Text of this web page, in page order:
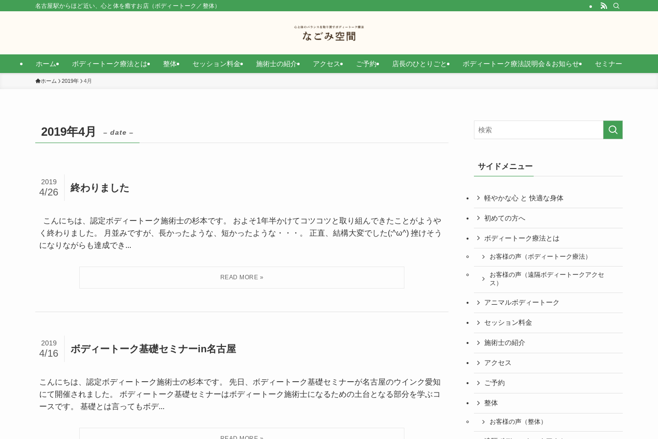
名古屋駅からほど近い、心と体を癒すお店（ボディートーク／整体）
ホーム ボディートーク療法とは 整体 セッション料金 施術士の紹介 アクセス ご予約 店長のひとりごと ボディートーク療法説明会＆お知らせ セミナー
ホーム 2019年 4月
2019年4月 – date –
終わりました
2019
4/26
こんにちは、認定ボディートーク施術士の杉本です。 およそ1年半かけてコツコツと取り組んできたことがようや
く終わりました。 月並みですが、長かったような、短かったような・・・。 正直、結構大変でした(;^ω^) 挫けそう
になりながらも達成でき...
ボディートーク基礎セミナーin名古屋
2019
4/16
こんにちは、認定ボディートーク施術士の杉本です。 先日、ボディートーク基礎セミナーが名古屋のウインク愛知
にて開催されました。 ボディートーク基礎セミナーはボディートーク施術士になるための土台となる部分を学ぶコ
ースです。 基礎とは言ってもボデ...
サイドメニュー
軽やかな心 と 快適な身体
初めての方へ
ボディートーク療法とは
お客様の声（ボディートーク療法）
お客様の声（遠隔ボディートークアクセ
ス）
アニマルボディートーク
セッション料金
施術士の紹介
アクセス
ご予約
整体
お客様の声（整体）